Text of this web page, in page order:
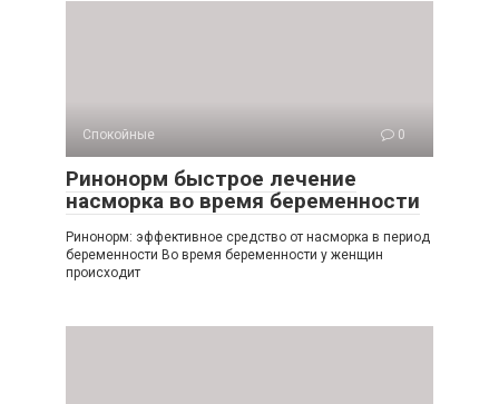
Спокойные 0
Ринонорм быстрое лечение
насморка во время беременности
Ринонорм: эффективное средство от насморка в период
беременности Во время беременности у женщин
происходит